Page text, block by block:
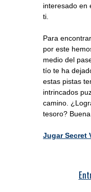
interesado en
ti.
Para
por este
medio del
tío te ha
estas pistas
intrincados
camino.
tesoro?
Jugar Secret